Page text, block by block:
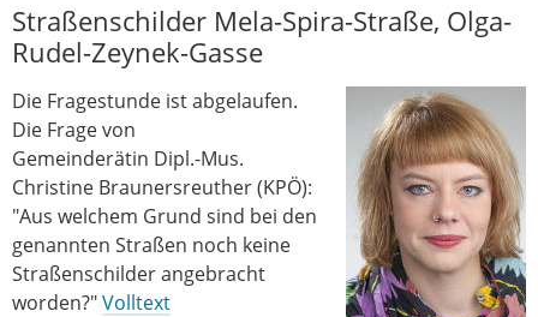
Straßenschilder Mela-Spira-Straße, Olga-
Rudel-Zeynek-Gasse
Die Fragestunde ist abgelaufen.
Die Frage von
Gemeinderätin Dipl.-Mus.
Christine Braunersreuther (KPÖ):
"Aus welchem Grund sind bei den
genannten Straßen noch keine
Straßenschilder angebracht
worden?"Volltext